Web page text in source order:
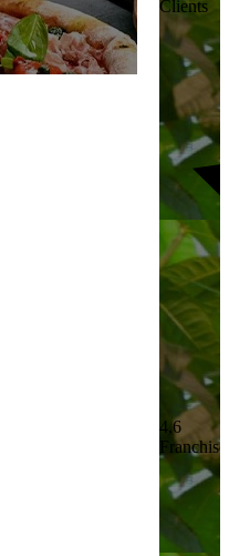
Clients
4,6
Franchisé